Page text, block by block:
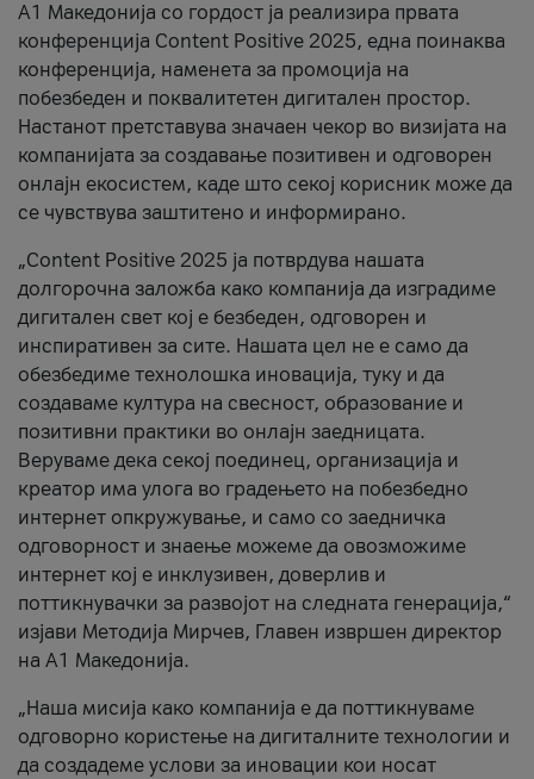
А1 Македонија со гордост ја реализира првата
конференција Content Positive 2025, една поинаква
конференција, наменета за промоција на
побезбеден и поквалитетен дигитален простор.
Настанот претставува значаен чекор во визијата на
компанијата за создавање позитивен и одговорен
онлајн екосистем, каде што секој корисник може да
се чувствува заштитено и информирано.
„Content Positive 2025 ја потврдува нашата
долгорочна заложба како компанија да изградиме
дигитален свет кој е безбеден, одговорен и
инспиративен за сите. Нашата цел не е само да
обезбедиме технолошка иновација, туку и да
создаваме култура на свесност, образование и
позитивни практики во онлајн заедницата.
Веруваме дека секој поединец, организација и
креатор има улога во градењето на побезбедно
интернет опкружување, и само со заедничка
одговорност и знаење можеме да овозможиме
интернет кој е инклузивен, доверлив и
поттикнувачки за развојот на следната генерација,“
изјави Методија Мирчев, Главен извршен директор
на А1 Македонија.
„Наша мисија како компанија е да поттикнуваме
одговорно користење на дигиталните технологии и
да создадеме услови за иновации кои носат